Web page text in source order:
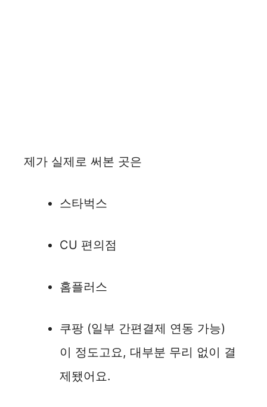
제가 실제로 써본 곳은
스타벅스
CU 편의점
홈플러스
쿠팡 (일부 간편결제 연동 가능)
이 정도고요, 대부분 무리 없이 결
제됐어요.